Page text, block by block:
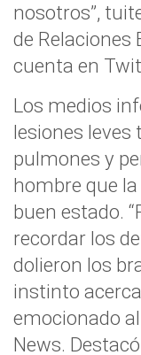
nosotros”,
de Relaciones
cuenta en
Los medios
lesiones leves
pulmones y
hombre que
buen estado.
recordar los
dolieron los
instinto
emocionado
News.